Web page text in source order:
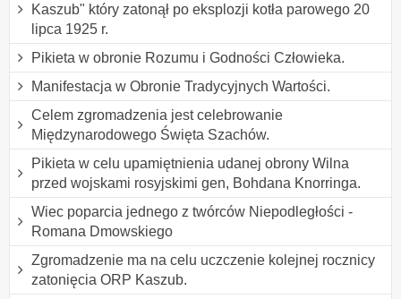
Kaszub" który zatonął po eksplozji kotła parowego 20
lipca 1925 r.
Pikieta w obronie Rozumu i Godności Człowieka.
Manifestacja w Obronie Tradycyjnych Wartości.
Celem zgromadzenia jest celebrowanie
Międzynarodowego Święta Szachów.
Pikieta w celu upamiętnienia udanej obrony Wilna
przed wojskami rosyjskimi gen, Bohdana Knorringa.
Wiec poparcia jednego z twórców Niepodległości -
Romana Dmowskiego
Zgromadzenie ma na celu uczczenie kolejnej rocznicy
zatonięcia ORP Kaszub.